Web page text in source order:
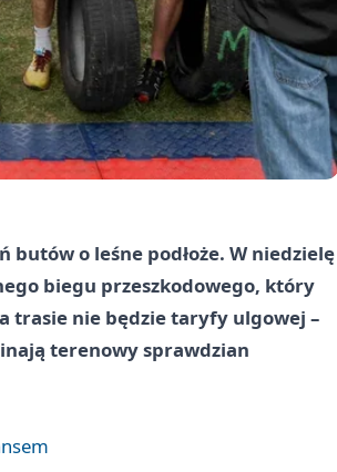
butów o leśne podłoże. W niedzielę
biegu przeszkodowego, który
trasie nie będzie taryfy ulgowej –
terenowy sprawdzian